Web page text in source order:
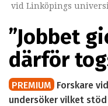
vid Linköpings
”Jobbet
därför
PREMIUM Forskare
undersöker vilket